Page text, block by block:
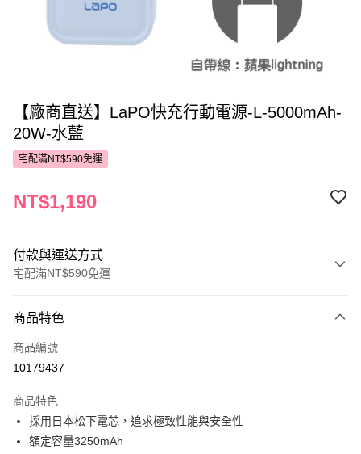
【廠商直送】LaPO快充行動電源-L-5000mAh-
20W-水藍
宅配滿NT$590免運
NT$1,190
付款與運送方式
宅配滿NT$590免運
POYA支付
信用卡一次付款
Apple Pay
街口支付
商品特色
商品編號
10179437
商品特色
採用日本松下電芯，追求極致性能與安全性
額定容量3250mAh